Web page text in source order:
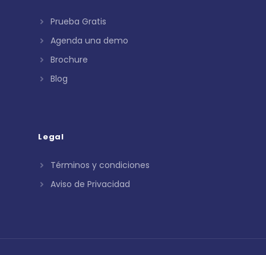
Prueba Gratis
Agenda una demo
Brochure
Blog
Legal
Términos y condiciones
Aviso de Privacidad